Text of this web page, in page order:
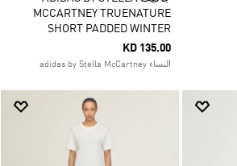
MCCARTNEY TRUENATURE
SHORT PADDED WINTER
KD 135.00
النساء adidas by Stella McCartney